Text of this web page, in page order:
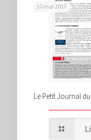
10 mai 2017
Le Petit Journal